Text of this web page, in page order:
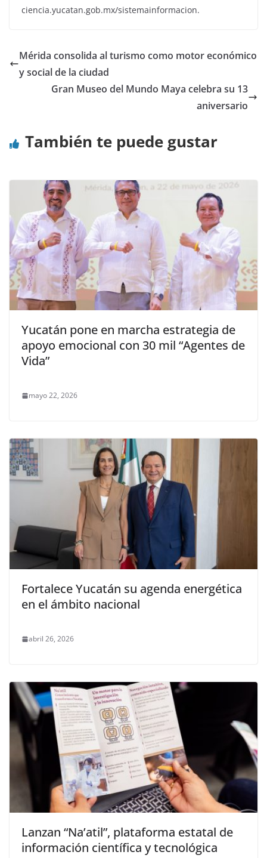
ciencia.yucatan.gob.mx/sistemainformacion.
Mérida consolida al turismo como motor económico
y social de la ciudad
Gran Museo del Mundo Maya celebra su 13
aniversario
También te puede gustar
Yucatán pone en marcha estrategia de
apoyo emocional con 30 mil “Agentes de
Vida”
mayo 22, 2026
Fortalece Yucatán su agenda energética
en el ámbito nacional
abril 26, 2026
Lanzan “Na’atil”, plataforma estatal de
información científica y tecnológica